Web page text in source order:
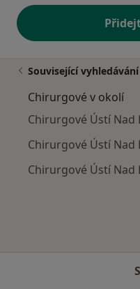
Související vyhledávání
Chirurgové v okolí
Chirurgové Ústí Nad
Chirurgové Ústí Nad
Chirurgové Ústí Nad